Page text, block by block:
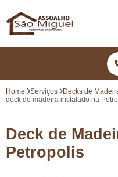
Home Serviços Decks de
deck de madeira instalado na
Deck de
Petropolis